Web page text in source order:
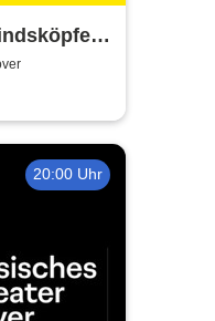
20:00 Uhr